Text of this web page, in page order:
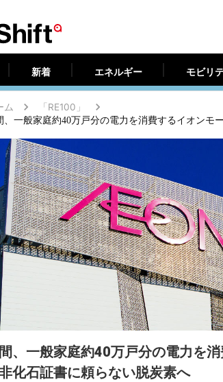
ジ
ー
フ
ト）
新着 エネルギー モビリ
ム 「RE100」
、一般家庭約40万戸分の電力を
化石証書に頼らない脱炭素へ